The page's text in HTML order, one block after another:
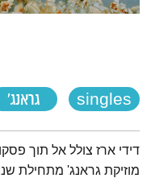
singles גראנג'
תמצית הפודקאסט
דידי ארז צולל אל תוך
מוזיקת גראנג' מתחילת